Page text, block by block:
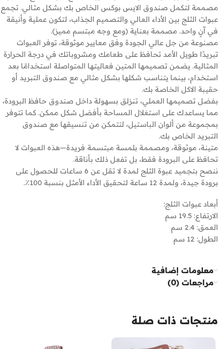
مصممة لتكمل صندوق الايس بوكس الخاص بك بشكل مثالي. تجمع
عبوات الثلج بين الأداء العالي والتصميم الجذاب، لتكون عملية وأنيقة
في آنٍ واحد. مصممة بعناية (ومع وجه مبتسم مميز).
مصنوعة من جل عالي الجودة وفق معايير موثوقة، توفر العبوات
تبريدًا طويل الأمد تحافظ على طعامك ومشروباتك في درجة الحرارة
المثالية. يضمن تصميمها المتين فعاليتها المتواصلة استخدامًا بعد
استخدام، بينما يتناسب شكلها بشكل مثالي مع صندوق التبريد أو
حقيبة الاكل الخاصة بك.
بفضل تصميمها العملي، تنزلق بسهولة داخل صندوق حافظ البرودة،
مما يساعدك على استغلال المساحة بأفضل شكل ممكن. كما تتوفر
بمجموعة من ألوان الباستيل، لتتمكن من تنسيقها مع صندوق
التبريد الخاص بك.
متينة، موثوقة، ومصممة بلمسة مبتسمة فريدة—هذه العبوات لا
تحافظ على البرودة فقط، بل تفعل ذلك بأناقة.
ننصح بتجميد عبوة الثلج لمدة لا تقل عن 6 ساعات للحصول على
برودة جيدة، ولمدة 12 ساعة لتحقيق الأداء الأمثل بنسبة 100٪.
أبعاد عبوات الثلج:
الارتفاع: 19.5 سم
العمق: 2.4 سم
الطول: 12 سم
معلومات إضافية
مراجعات (0)
منتجات ذات صلة